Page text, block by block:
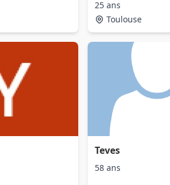
25 ans
Toulouse
Teves
58 ans